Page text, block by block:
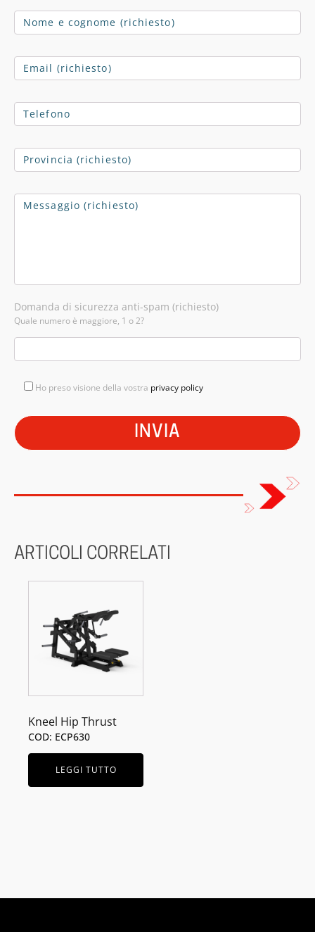
Domanda di sicurezza anti-spam (richiesto)
Quale numero è maggiore, 1 o 2?
Ho preso visione della vostra privacy policy
ARTICOLI CORRELATI
Kneel Hip Thrust
COD: ECP630
LEGGI TUTTO